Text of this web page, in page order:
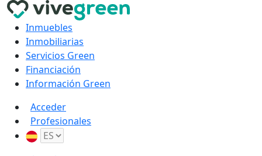
Inmuebles
Inmobiliarias
Servicios Green
Financiación
Información Green
Acceder
Profesionales